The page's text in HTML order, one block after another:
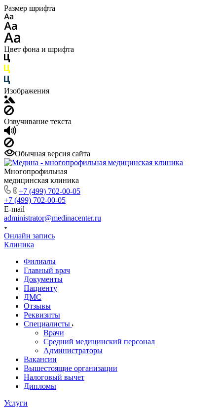
Размер шрифта
Цвет фона и шрифта
Изображения
Озвучивание текста
Обычная версия сайта
Многопрофильная
медицинская клиника
+7 (499) 702-00-05
+7 (499) 702-00-05
E-mail
administrator@medinacenter.ru
Онлайн запись
Клиника
Филиалы
Главный врач
Документы
Пациенту
ДМС
Отзывы
Реквизиты
Специалисты
Врачи
Средний медицинский персонал
Администраторы
Вакансии
Вышестоящие организации
Налоговый вычет
Дипломы
Услуги